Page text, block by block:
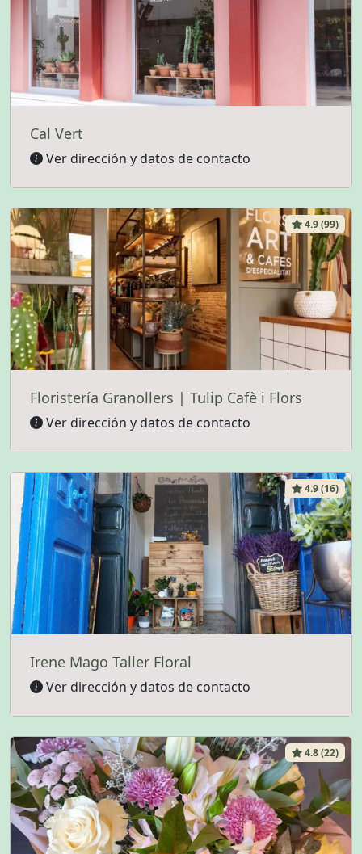
Cal Vert
Ver dirección y datos de contacto
4.9 (99)
Floristería Granollers | Tulip Cafè i Flors
Ver dirección y datos de contacto
4.9 (16)
Irene Mago Taller Floral
Ver dirección y datos de contacto
4.8 (22)